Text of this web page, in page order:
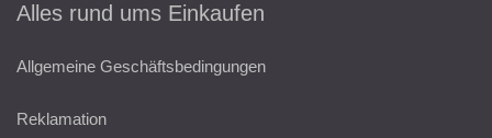
Alles rund ums Einkaufen
Allgemeine Geschäftsbedingungen
Reklamation